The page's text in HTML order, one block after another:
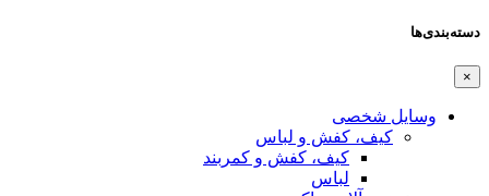
دسته‌بندی‌ها
×
وسایل شخصی
کیف، کفش و لباس
کیف، کفش و کمربند
لباس